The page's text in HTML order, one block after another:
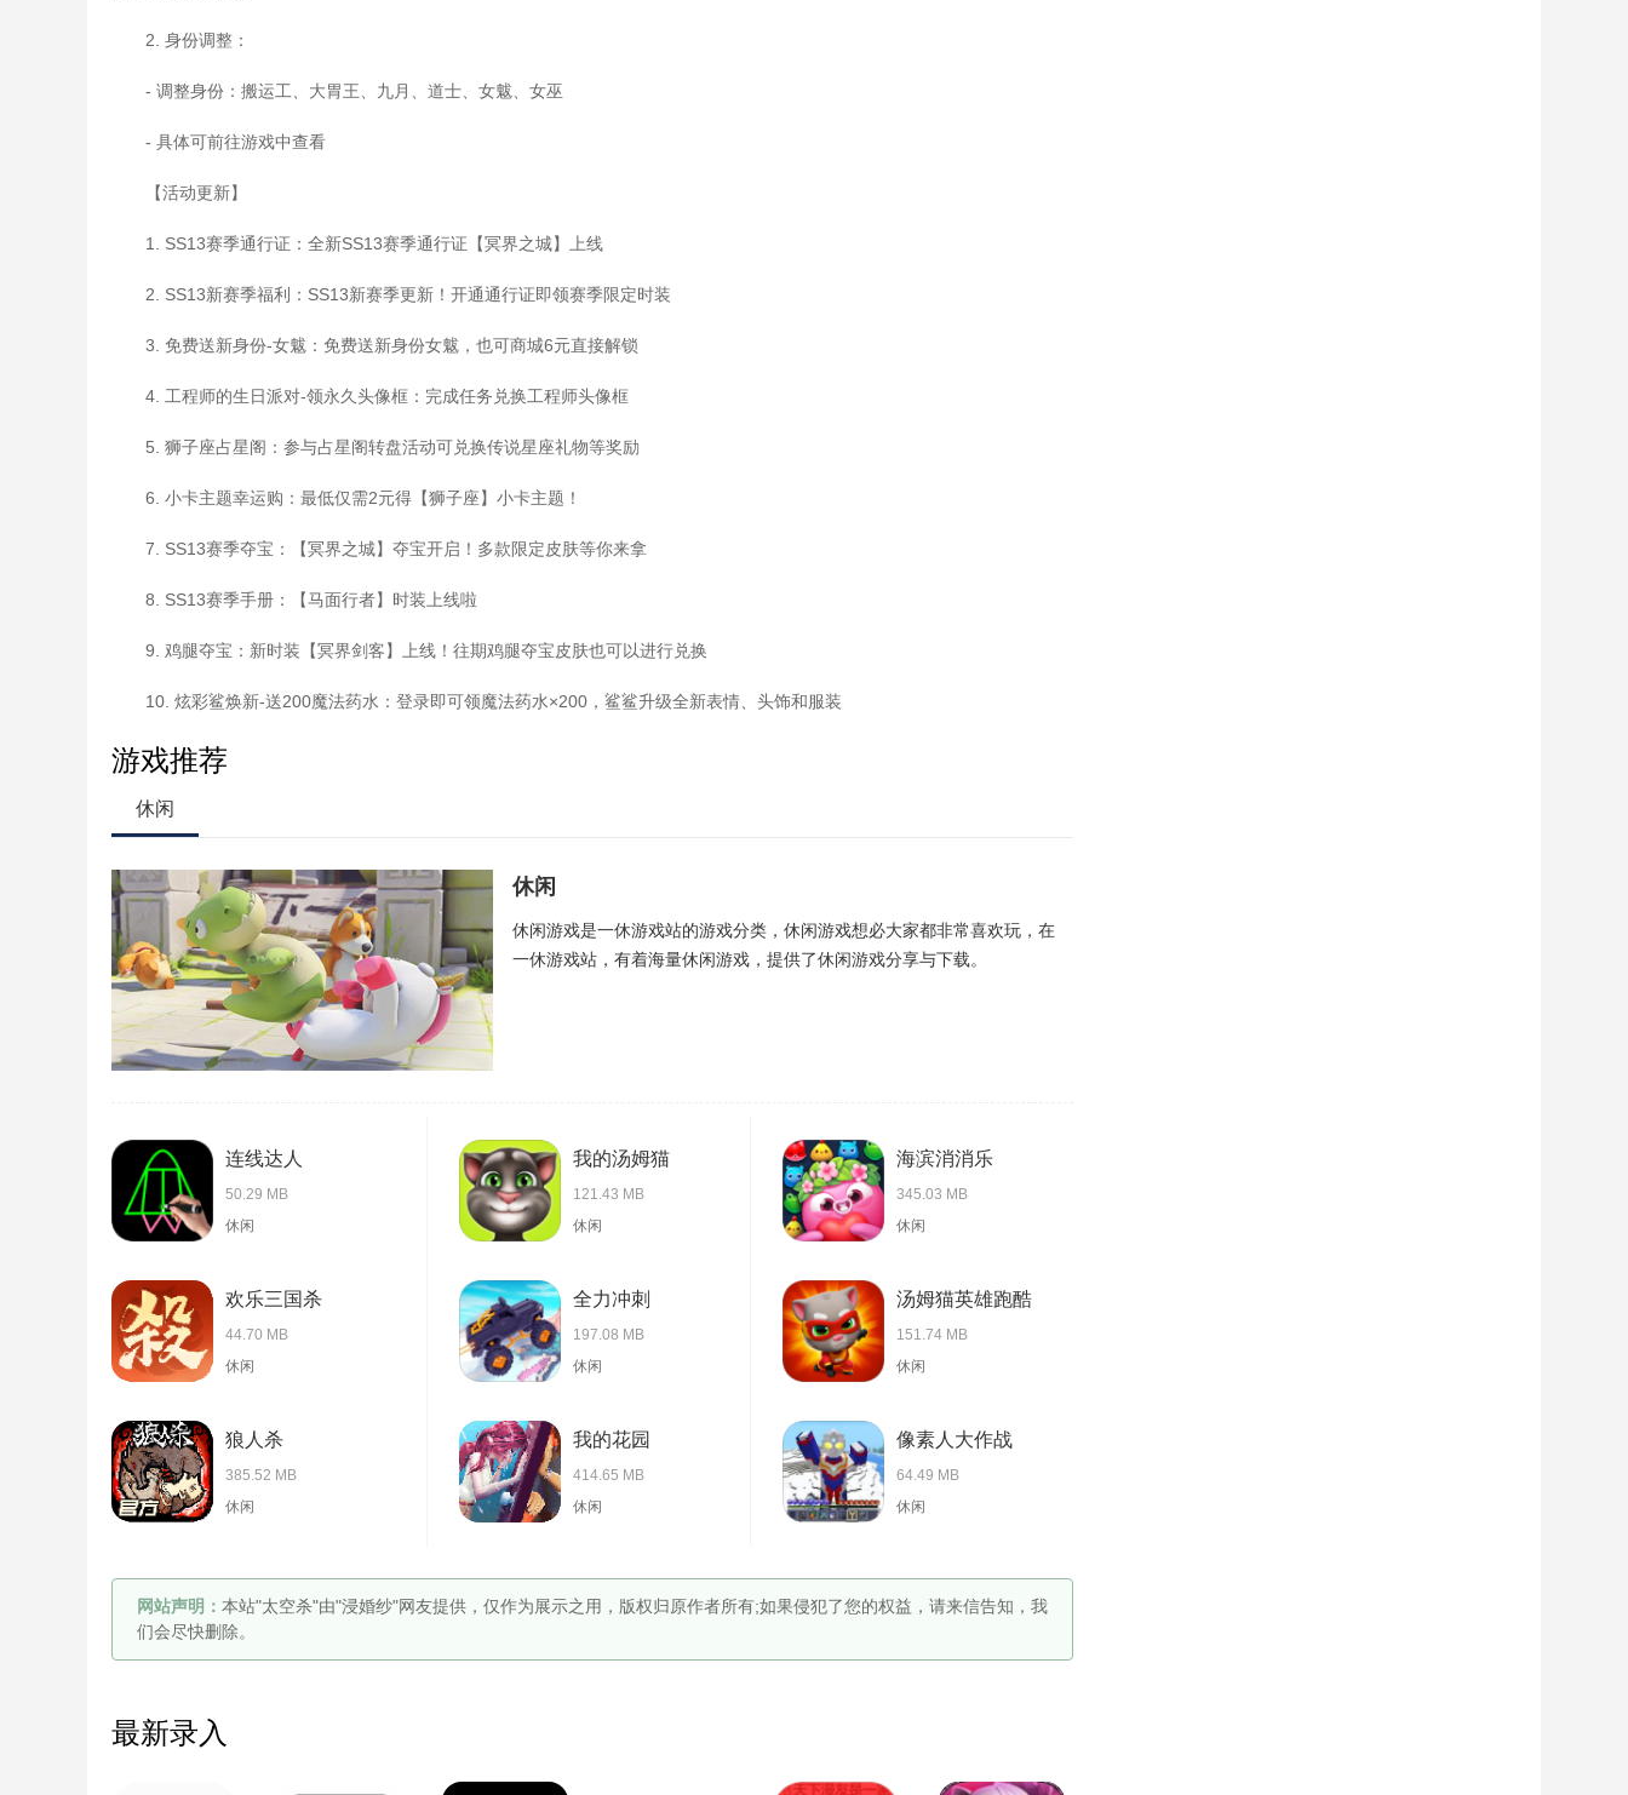
2. 身份调整：
- 调整身份：搬运工、大胃王、九月、道士、女魃、女巫
- 具体可前往游戏中查看
【活动更新】
1. SS13赛季通行证：全新SS13赛季通行证【冥界之城】上线
2. SS13新赛季福利：SS13新赛季更新！开通通行证即领赛季限定时装
3. 免费送新身份-女魃：免费送新身份女魃，也可商城6元直接解锁
4. 工程师的生日派对-领永久头像框：完成任务兑换工程师头像框
5. 狮子座占星阁：参与占星阁转盘活动可兑换传说星座礼物等奖励
6. 小卡主题幸运购：最低仅需2元得【狮子座】小卡主题！
7. SS13赛季夺宝：【冥界之城】夺宝开启！多款限定皮肤等你来拿
8. SS13赛季手册：【马面行者】时装上线啦
9. 鸡腿夺宝：新时装【冥界剑客】上线！往期鸡腿夺宝皮肤也可以进行兑换
10. 炫彩鲨焕新-送200魔法药水：登录即可领魔法药水×200，鲨鲨升级全新表情、头饰和服装
游戏推荐
休闲
休闲
休闲游戏是一休游戏站的游戏分类，休闲游戏想必大家都非常喜欢玩，在
一休游戏站，有着海量休闲游戏，提供了休闲游戏分享与下载。
连线达人
50.29 MB
休闲
我的汤姆猫
121.43 MB
休闲
海滨消消乐
345.03 MB
休闲
欢乐三国杀
44.70 MB
休闲
全力冲刺
197.08 MB
休闲
汤姆猫英雄跑酷
151.74 MB
休闲
狼人杀
385.52 MB
休闲
我的花园
414.65 MB
休闲
像素人大作战
64.49 MB
休闲
网站声明： 本站"太空杀"由"浸婚纱"网友提供，仅作为展示之用，版权归原作者所有;如果侵犯了您的权益，请来信告知，我
们会尽快删除。
最新录入